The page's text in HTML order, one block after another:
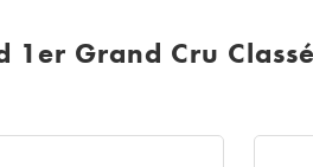
1er Grand Cru Classé